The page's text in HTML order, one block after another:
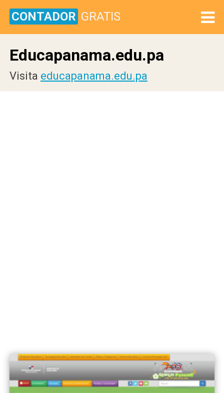
CONTADOR GRATIS
Educapanama.edu.pa
Visita educapanama.edu.pa